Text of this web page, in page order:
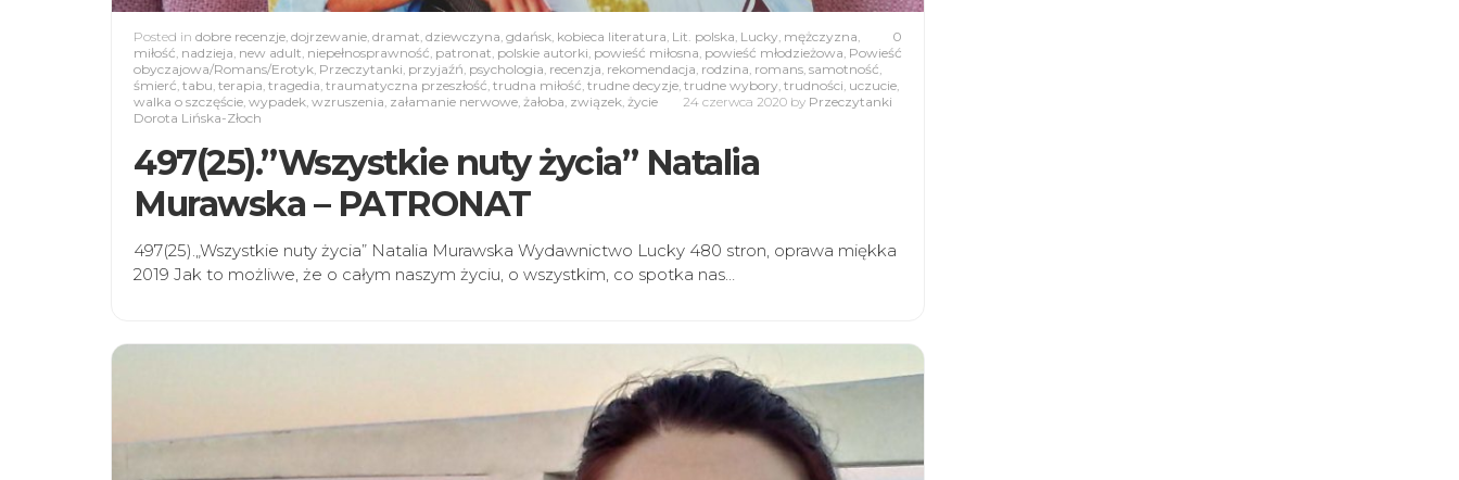
0
Posted in dobre recenzje dojrzewanie dramat dziewczyna gdańsk kobieca literatura Lit. polska Lucky mężczyzna
miłość nadzieja new adult niepełnosprawność patronat polskie autorki powieść miłosna powieść młodzieżowa Powieść
obyczajowa/Romans/Erotyk Przeczytanki przyjaźń psychologia recenzja rekomendacja rodzina romans samotność
śmierć tabu terapia tragedia traumatyczna przeszłość trudna miłość trudne decyzje trudne wybory trudności uczucie
walka o szczęście wypadek wzruszenia załamanie nerwowe żałoba związek życie 24 czerwca 2020 by Przeczytanki
Dorota Lińska-Złoch
497(25).”Wszystkie nuty życia” Natalia
Murawska – PATRONAT
497(25).„Wszystkie nuty życia” Natalia Murawska Wydawnictwo Lucky 480 stron, oprawa miękka
2019 Jak to możliwe, że o całym naszym życiu, o wszystkim, co spotka nas…